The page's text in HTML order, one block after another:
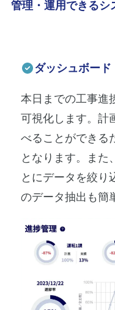
管理・運用できるシ
ダッシュボード
本日までの工事進
可視化します。計
べることができる
となります。また
とにデータを絞り
のデータ抽出も簡